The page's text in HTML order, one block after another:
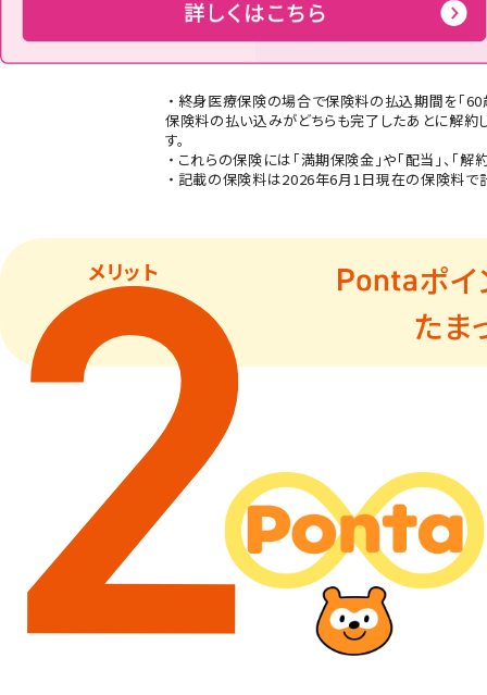
終身医療保険の場合で保険料の払込期間を「60
保険料の払い込みがどちらも完了したあとに解
す。
これらの保険には「満期保険金」や「配当」、「解
記載の保険料は2026年6月1日現在の保険料で
メリット
ポ
たま